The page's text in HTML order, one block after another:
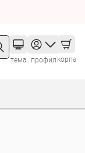
тема профил корпа